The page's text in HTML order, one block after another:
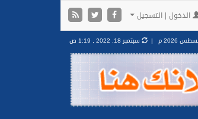
الدخول | التسجيل
سبتمبر 18, 2022 , 1:19 ص